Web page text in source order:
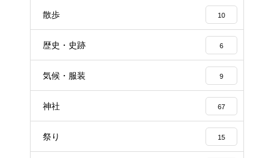
散歩 10
歴史・史跡 6
気候・服装 9
神社 67
祭り 15